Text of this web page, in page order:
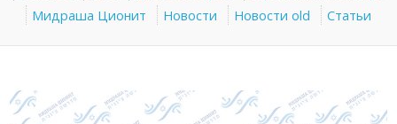
Мидраша Ционит
Новости Новости old Статьи